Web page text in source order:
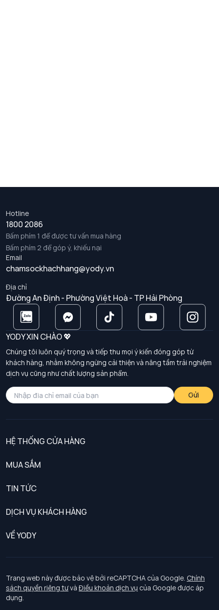
Hotline
1800 2086
Bấm phím 1 để được tư vấn mua hàng
Bấm phím 2 để góp ý, khiếu nại
Email
chamsockhachhang@yody.vn
Địa chỉ
Đường An Định - Phường Việt Hoà - TP Hải Phòng
YODY XIN CHÀO 💖
Chúng tôi luôn quý trọng và tiếp thu mọi ý kiến đóng góp từ
khách hàng, nhằm không ngừng cải thiện và nâng tầm trải nghiệm
dịch vụ cũng như chất lượng sản phẩm.
Gửi
HỆ THỐNG CỬA HÀNG
MUA SẮM
TIN TỨC
DỊCH VỤ KHÁCH HÀNG
Chính sách khách hàng thân thiết
Chính sách bảo vệ dữ liệu cá nhân
Chính sách thanh toán, giao nhận
VỀ YODY
Tuyển dụng
Trang web này được bảo vệ bởi reCAPTCHA của Google. Chính
sách quyền riêng tưvà Điều khoản dịch vụ của Google được áp
dụng.